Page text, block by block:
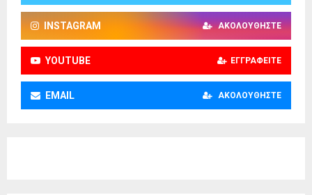
INSTAGRAM ΑΚΟΛΟΥΘΉΣΤΕ
YOUTUBE ΕΓΓΡΑΦΕΊΤΕ
EMAIL ΑΚΟΛΟΥΘΉΣΤΕ